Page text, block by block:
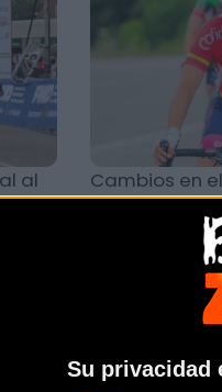
Su privacidad
al
Cambios en
de España
España de